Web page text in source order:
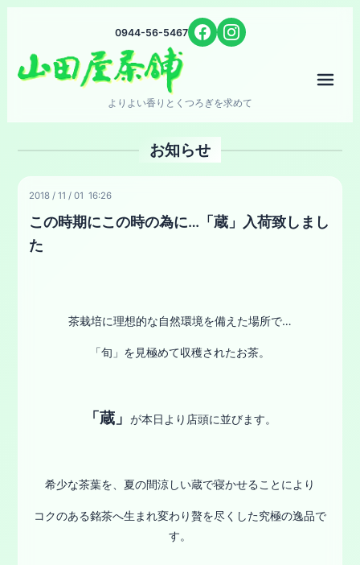
0944-56-5467
よりよい香りとくつろぎを求めて
お知らせ
2018 /11 /01 16:26
この時期にこの時の為に…「蔵」入荷致しまし
た
茶栽培に理想的な自然環境を備えた場所で…
「旬」を見極めて収穫されたお茶。
「蔵」 が本日より店頭に並びます。
希少な茶葉を、夏の間涼しい蔵で寝かせることにより
コクのある銘茶へ生まれ変わり贅を尽くした究極の逸品で
す。